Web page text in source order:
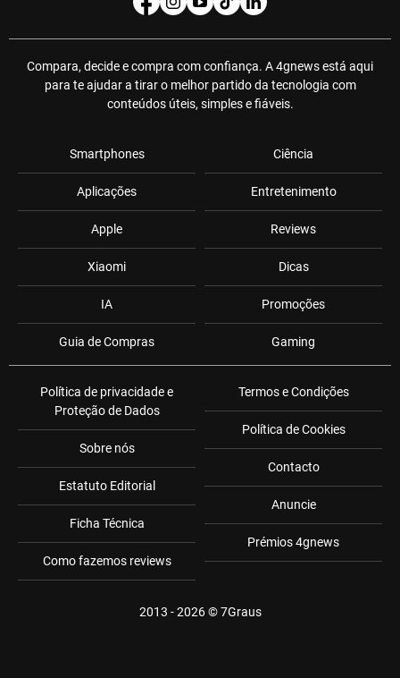
Compara, decide e compra com confiança. A 4gnews está aqui
para te ajudar a tirar o melhor partido da tecnologia com
conteúdos úteis, simples e fiáveis.
Smartphones
Aplicações
Apple
Xiaomi
IA
Guia de Compras
Ciência
Entretenimento
Reviews
Dicas
Promoções
Gaming
Política de privacidade e
Proteção de Dados
Sobre nós
Estatuto Editorial
Ficha Técnica
Como fazemos reviews
Termos e Condições
Política de Cookies
Contacto
Anuncie
Prémios 4gnews
2013 - 2026 ©7Graus